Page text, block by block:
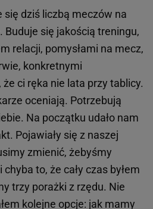
dziś liczbą meczów na
się jakością treningu,
relacji, pomysłami na mecz,
konkretnymi
ci ręka nie lata przy tablicy.
oceniają. Potrzebują
Na początku udało nam
Pojawiały się z naszej
zmienić, żebyśmy
to, że cały czas byłem
trzy porażki z rzędu. Nie
kolejne opcje: jak mamy